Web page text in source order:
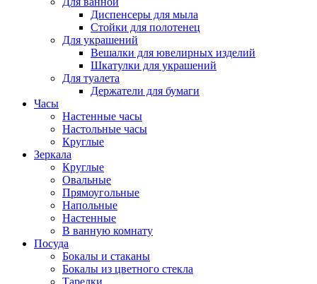
Диспенсеры для мыла
Стойки для полотенец
Для украшений
Вешалки для ювелирных изделий
Шкатулки для украшений
Для туалета
Держатели для бумаги
Часы
Настенные часы
Настольные часы
Круглые
Зеркала
Круглые
Овальные
Прямоугольные
Напольные
Настенные
В ванную комнату
Посуда
Бокалы и стаканы
Бокалы из цветного стекла
Тарелки